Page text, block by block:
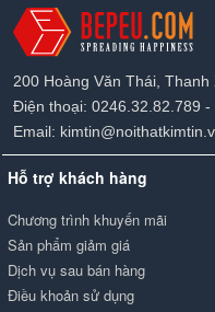
200 Hoàng Văn Thái, Thanh
Điện thoại: 0246.32.82.789 -
Email:
Hỗ trợ khách hàng
Chương trình khuyến mãi
Sản phẩm giảm giá
Dịch vụ sau bán hàng
Điều khoản sử dụng